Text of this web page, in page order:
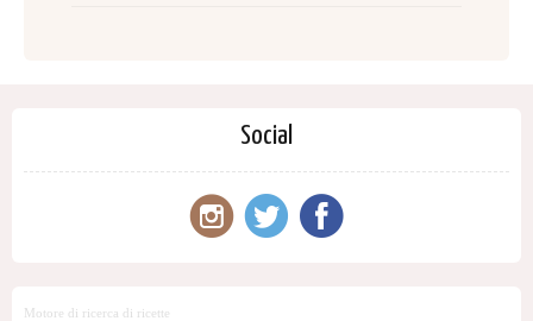
Social
Motore di ricerca di ricette